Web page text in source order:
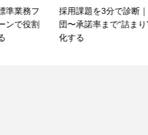
採用課題を3分で診断｜母集
団〜承諾率まで“詰まり”を可視